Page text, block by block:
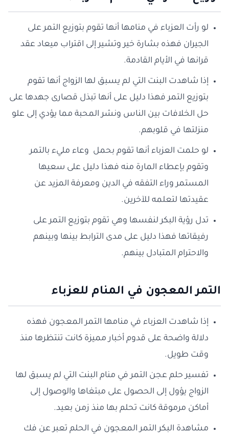
لو رأت العزباء في منامها أنها تقوم بتوزيع التمر على
الجيران فهذه بشارة خير وتشير إلى اقتراب ميعاد عقد
قرانها في الأيام القادمة.
إذا شاهدت البنت التي لم يسبق لها الزواج أنها تقوم
بتوزيع التمر فهذا دليل على أنها تبذل قصارى جهدها على
حل الخلافات بين الناس ونشر المحبة مما يؤدي إلى علو
منزلتها في قلوبهم.
لو حلمت العزباء أنها تقوم بحمل وعاء مليء بالتمر
وتقوم بإعطاء المارة منه فهذا دليل على سعيها
المستمر وراء التفقه في الدين ومعرفة المزيد عن
عقيدتها لتعلمه للآخرين.
تدل رؤية البكر لنفسها وهي تقوم بتوزيع التمر على
رفيقاتها فهذا دليل على مدى الترابط بينها وبينهم
والاحترام المتبادل بينهم.
التمر المعجون في المنام للعزباء
إذا شاهدت العزباء في منامها التمر المعجون فهذه
دلالة واضحة على قدوم أخبار مميزة كانت تنتظرها منذ
وقت طويل.
تفسير حلم عجن التمر في منام البنت التي لم يسبق لها
الزواج يؤول إلى الحصول على مبتغاها والوصول إلى
أماكن مرموقة كانت تحلم بها منذ زمن بعيد.
مشاهدة البكر التمر المعجون في الحلم تعبر عن فك